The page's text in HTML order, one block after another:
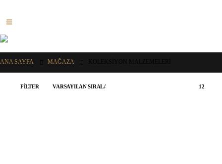
ANA SAYFA MAĞAZA
FILTER